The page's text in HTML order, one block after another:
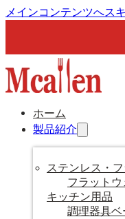
メインコンテンツへス
ホーム
製品紹介
ステンレス・
フラットウ
キッチン用品
調理器具ベ